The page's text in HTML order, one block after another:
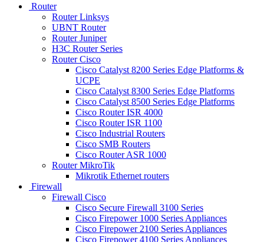
Router
Router Linksys
UBNT Router
Router Juniper
H3C Router Series
Router Cisco
Cisco Catalyst 8200 Series Edge Platforms &
UCPE
Cisco Catalyst 8300 Series Edge Platforms
Cisco Catalyst 8500 Series Edge Platforms
Cisco Router ISR 4000
Cisco Router ISR 1100
Cisco Industrial Routers
Cisco SMB Routers
Cisco Router ASR 1000
Router MikroTik
Mikrotik Ethernet routers
Firewall
Firewall Cisco
Cisco Secure Firewall 3100 Series
Cisco Firepower 1000 Series Appliances
Cisco Firepower 2100 Series Appliances
Cisco Firepower 4100 Series Appliances